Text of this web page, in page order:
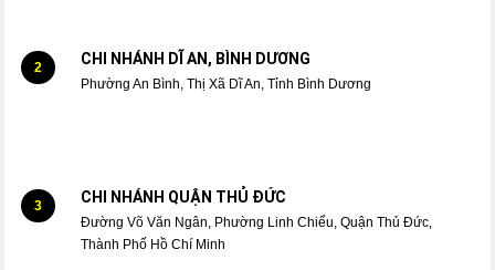
2 CHI NHÁNH DĨ AN, BÌNH DƯƠNG
Phường An Bình, Thị Xã Dĩ An, Tỉnh Bình Dương
3 CHI NHÁNH QUẬN THỦ ĐỨC
Đường Võ Văn Ngân, Phường Linh Chiểu, Quận Thủ Đức,
Thành Phố Hồ Chí Minh